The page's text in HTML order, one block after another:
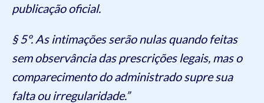
publicação oficial.
§ 5º. As intimações serão nulas quando feitas
sem observância das prescrições legais, mas o
comparecimento do administrado supre sua
falta ou irregularidade.”